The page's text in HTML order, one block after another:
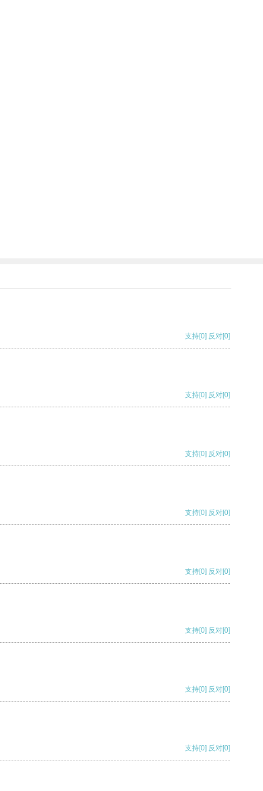
支持[0] 反对[0]
支持[0] 反对[0]
支持[0] 反对[0]
支持[0] 反对[0]
支持[0] 反对[0]
支持[0] 反对[0]
支持[0] 反对[0]
支持[0] 反对[0]